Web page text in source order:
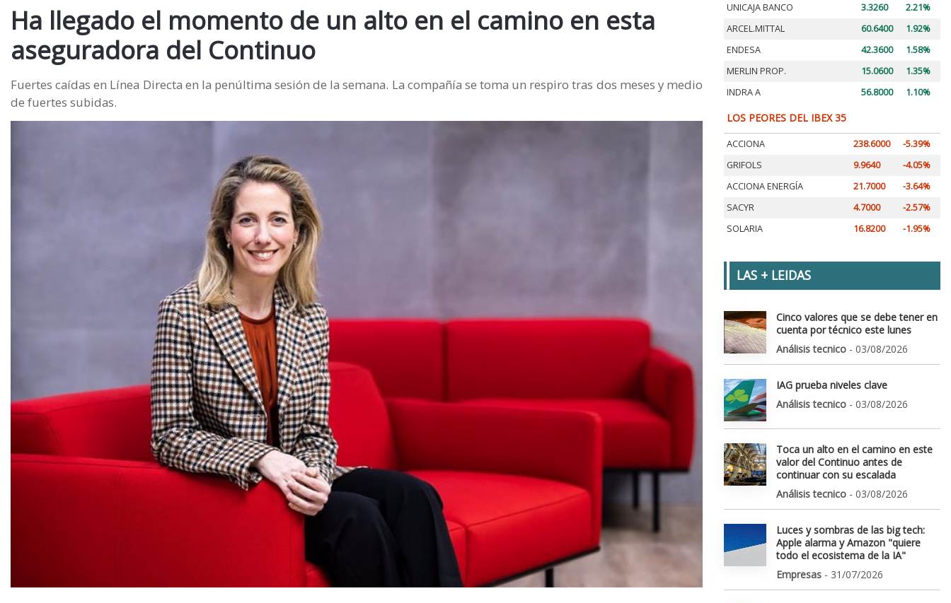
Ha llegado el momento de un alto en el camino en esta
aseguradora del Continuo
Fuertes caídas en Línea Directa en la penúltima sesión de la semana. La compañía se toma un respiro tras dos meses y medio
de fuertes subidas.
UNICAJA BANCO 3.3260
2.21%
ARCEL.MITTAL
60.6400
1.92%
ENDESA
42.3600
1.58%
MERLIN PROP.
15.0600
1.35%
INDRA A
56.8000 1.10%
LOS PEORES DEL IBEX 35
ACCIONA 238.6000
-5.39%
GRIFOLS
9.9640
-4.05%
ACCIONA ENERGÍA
21.7000
-3.64%
SACYR
4.7000
-2.57%
SOLARIA
16.8200 -1.95%
LAS + LEIDAS
Cinco valores que se debe tener en
cuenta por técnico este lunes
Análisis tecnico - 03/08/2026
IAG prueba niveles clave
Análisis tecnico - 03/08/2026
Toca un alto en el camino en este
valor del Continuo antes de
continuar con su escalada
Análisis tecnico - 03/08/2026
Luces y sombras de las big tech:
Apple alarma y Amazon "quiere
todo el ecosistema de la IA"
Empresas - 31/07/2026